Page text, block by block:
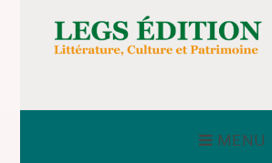
contenuLEGS ÉDITION
MENU